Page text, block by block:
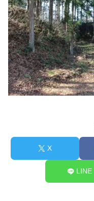
X
LINE